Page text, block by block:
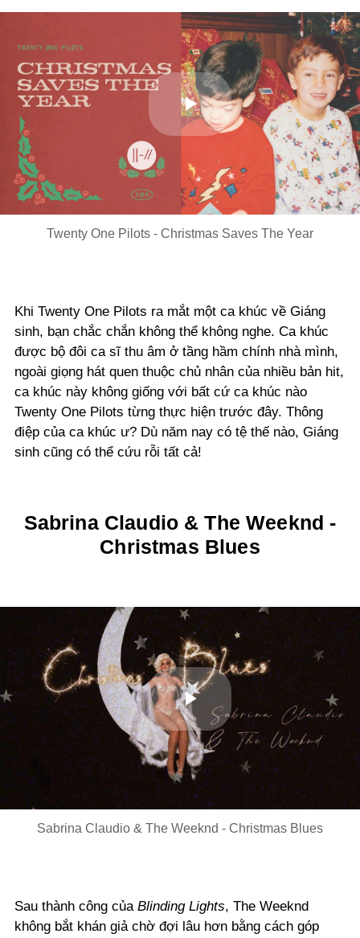
Play
Video
Twenty One Pilots - Christmas Saves The Year
Khi Twenty One Pilots ra mắt một ca khúc về Giáng
sinh, bạn chắc chắn không thể không nghe. Ca khúc
được bộ đôi ca sĩ thu âm ở tầng hầm chính nhà mình,
ngoài giọng hát quen thuộc chủ nhân của nhiều bản hit,
ca khúc này không giống với bất cứ ca khúc nào
Twenty One Pilots từng thực hiện trước đây. Thông
điệp của ca khúc ư? Dù năm nay có tệ thế nào, Giáng
sinh cũng có thể cứu rỗi tất cả!
Sabrina Claudio & The Weeknd -
Christmas Blues
Play
Video
Sabrina Claudio & The Weeknd - Christmas Blues
Sau thành công của Blinding Lights, The Weeknd
không bắt khán giả chờ đợi lâu hơn bằng cách góp